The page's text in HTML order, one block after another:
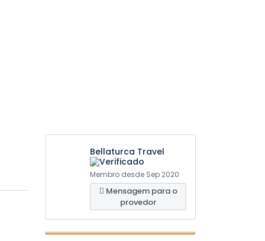
Bellaturca Travel
Membro desde Sep 2020
Mensagem para o
provedor